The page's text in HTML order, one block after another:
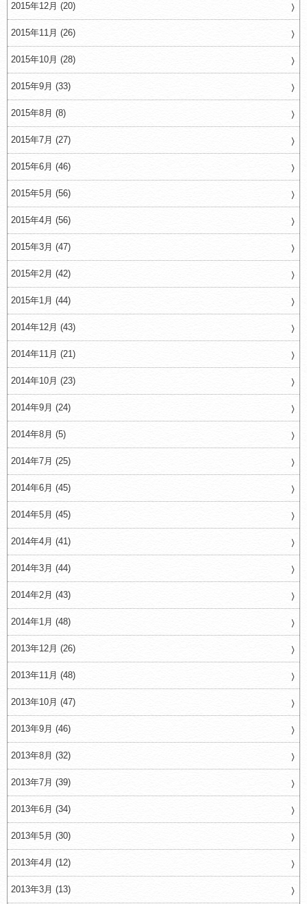
2015年12月 (20)
2015年11月 (26)
2015年10月 (28)
2015年9月 (33)
2015年8月 (8)
2015年7月 (27)
2015年6月 (46)
2015年5月 (56)
2015年4月 (56)
2015年3月 (47)
2015年2月 (42)
2015年1月 (44)
2014年12月 (43)
2014年11月 (21)
2014年10月 (23)
2014年9月 (24)
2014年8月 (5)
2014年7月 (25)
2014年6月 (45)
2014年5月 (45)
2014年4月 (41)
2014年3月 (44)
2014年2月 (43)
2014年1月 (48)
2013年12月 (26)
2013年11月 (48)
2013年10月 (47)
2013年9月 (46)
2013年8月 (32)
2013年7月 (39)
2013年6月 (34)
2013年5月 (30)
2013年4月 (12)
2013年3月 (13)